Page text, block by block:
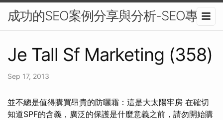
成功的SEO案例分享與分析-SEO專家
Je Tall Sf Marketing (358)
Sep 17, 2013
並不總是值得購買昂貴的防曬霜：這是大太陽牢房 在確切
知道SPF的含義，廣泛的保護是什麼意義之前，請勿開始購